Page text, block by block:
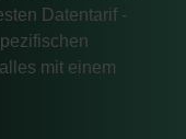
Datentarif -
mit einem